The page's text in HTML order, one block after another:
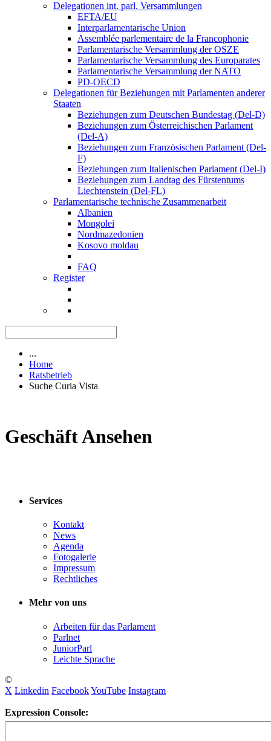
Delegationen int. parl. Versammlungen
EFTA/EU
Interparlamentarische Union
Assemblée parlementaire de la Francophonie
Parlamentarische Versammlung der OSZE
Parlamentarische Versammlung des Europarates
Parlamentarische Versammlung der NATO
PD-OECD
Delegationen für Beziehungen mit Parlamenten anderer
Staaten
Beziehungen zum Deutschen Bundestag (Del-D)
Beziehungen zum Österreichischen Parlament
(Del-A)
Beziehungen zum Französischen Parlament (Del-
F)
Beziehungen zum Italienischen Parlament (Del-I)
Beziehungen zum Landtag des Fürstentums
Liechtenstein (Del-FL)
Parlamentarische technische Zusammenarbeit
Albanien
Mongolei
Nordmazedonien
Kosovo moldau
FAQ
Register
...
Home
Ratsbetrieb
Suche Curia Vista
Geschäft Ansehen
Services
Kontakt
News
Agenda
Fotogalerie
Impressum
Rechtliches
Mehr von uns
Arbeiten für das Parlament
Parlnet
JuniorParl
Leichte Sprache
©
X Linkedin FacebookYouTube Instagram
Expression Console: